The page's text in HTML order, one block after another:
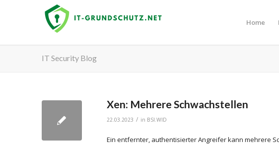
Home
IT Security Blog
Xen: Mehrere Schwachstellen
22.03.2023 / in BSI.WID
Ein entfernter, authentisierter Angreifer kann mehrere